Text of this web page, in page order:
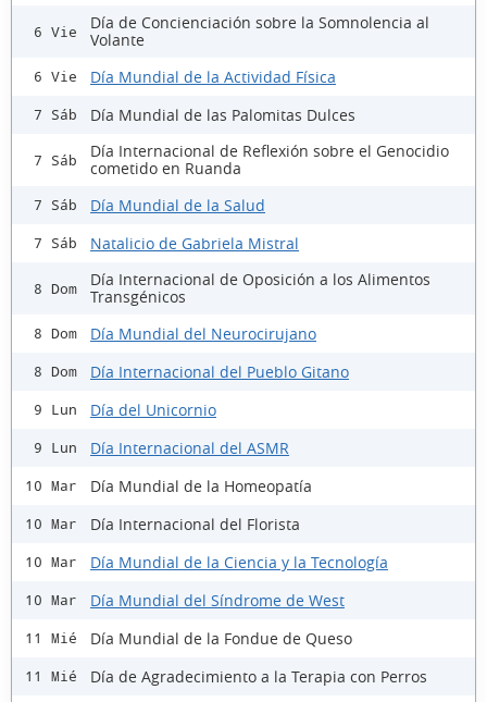
6 Vie
Día de Concienciación sobre la Somnolencia al
Volante
6 Vie Día Mundial de la Actividad Física
7 Sáb Día Mundial de las Palomitas Dulces
7 Sáb
Día Internacional de Reflexión sobre el Genocidio
cometido en Ruanda
7 Sáb Día Mundial de la Salud
7 Sáb Natalicio de Gabriela Mistral
8 Dom
Día Internacional de Oposición a los Alimentos
Transgénicos
8 Dom Día Mundial del Neurocirujano
8 Dom Día Internacional del Pueblo Gitano
9 Lun Día del Unicornio
9 Lun Día Internacional del ASMR
10 Mar Día Mundial de la Homeopatía
10 Mar Día Internacional del Florista
10 Mar Día Mundial de la Ciencia y la Tecnología
10 Mar Día Mundial del Síndrome de West
11 Mié Día Mundial de la Fondue de Queso
11 Mié Día de Agradecimiento a la Terapia con Perros